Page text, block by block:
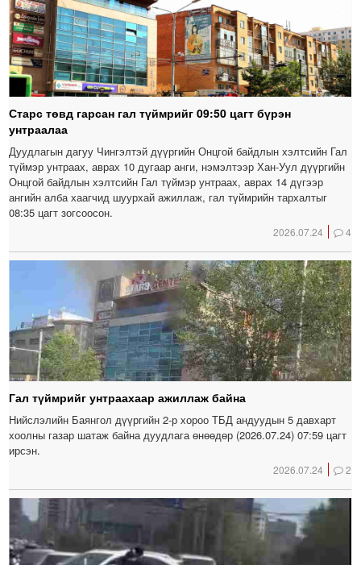
Старс төвд гарсан гал түймрийг 09:50 цагт бүрэн
унтраалаа
Дуудлагын дагуу Чингэлтэй дүүргийн Онцгой байдлын хэлтсийн Гал
түймэр унтраах, аврах 10 дугаар анги, нэмэлтээр Хан-Уул дүүргийн
Онцгой байдлын хэлтсийн Гал түймэр унтраах, аврах 14 дүгээр
ангийн алба хаагчид шуурхай ажиллаж, гал түймрийн тархалтыг
08:35 цагт зогсоосон.
2026.07.24 4
Гал түймрийг унтраахаар ажиллаж байна
Нийслэлийн Баянгол дүүргийн 2-р хороо ТБД андуудын 5 давхарт
хоолны газар шатаж байна дуудлага өнөөдөр (2026.07.24) 07:59 цагт
ирсэн.
2026.07.24 2